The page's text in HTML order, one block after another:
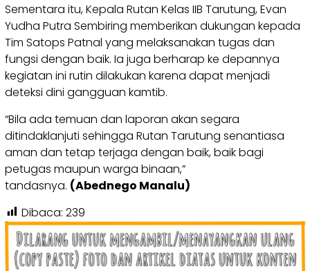
Sementara itu, Kepala Rutan Kelas IIB Tarutung, Evan
Yudha Putra Sembiring memberikan dukungan kepada
Tim Satops Patnal yang melaksanakan tugas dan
fungsi dengan baik. Ia juga berharap ke depannya
kegiatan ini rutin dilakukan karena dapat menjadi
deteksi dini gangguan kamtib.
“Bila ada temuan dan laporan akan segara
ditindaklanjuti sehingga Rutan Tarutung senantiasa
aman dan tetap terjaga dengan baik, baik bagi
petugas maupun warga binaan,”
tandasnya. (Abednego Manalu)
Dibaca: 239